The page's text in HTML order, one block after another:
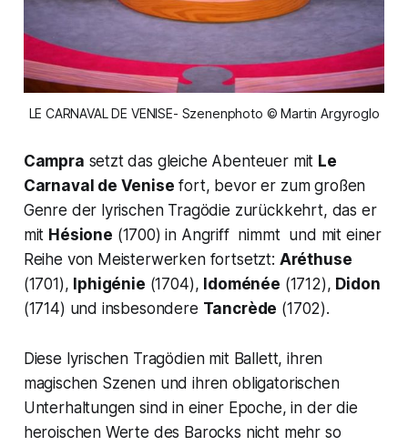
LE CARNAVAL DE VENISE- Szenenphoto © Martin Argyroglo
Campra setzt das gleiche Abenteuer mit Le
Carnaval de Venise fort, bevor er zum großen
Genre der lyrischen Tragödie zurückkehrt, das er
mit Hésione (1700) in Angriff nimmt und mit einer
Reihe von Meisterwerken fortsetzt: Aréthuse
(1701), Iphigénie (1704), Idoménée (1712), Didon
(1714) und insbesondere Tancrède (1702).
Diese lyrischen Tragödien mit Ballett, ihren
magischen Szenen und ihren obligatorischen
Unterhaltungen sind in einer Epoche, in der die
heroischen Werte des Barocks nicht mehr so